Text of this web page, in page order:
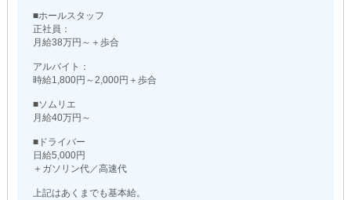
■ホールスタッフ
正社員：
月給38万円～＋歩合
アルバイト：
時給1,800円～2,000円＋歩合
■ソムリエ
月給40万円～
■ドライバー
日給5,000円
＋ガソリン代／高速代
上記はあくまでも基本給。